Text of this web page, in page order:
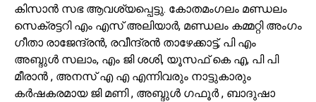
കിസാൻ സഭ ആവശ്യപ്പെട്ടു. കോതമംഗലം മണ്ഡലം
സെക്രട്ടറി എം എസ് അലിയാർ, മണ്ഡലം കമ്മറ്റി അംഗം
ഗീതാ രാജേന്ദ്രൻ, രവീന്ദ്രൻ താഴേക്കാട്ട്, പി എം
അബ്ദുൾ സലാം, എം ജി ശശി, യൂസഫ് കെ എ, പി പി
മീരാൻ , അനസ് എ എ എന്നിവരും നാട്ടുകാരും
കർഷകരമായ ജി മണി , അബ്ദുൾ ഗഫൂർ , ബാദുഷാ